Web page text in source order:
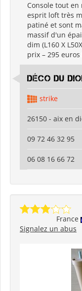
Console tout
esprit loft très
patiné et sont
massif d'un
dim (L160 X
prix – 295
déco du
strike
26150 - aix en
09 72 46 32 95
06 08 16 66 72
France
Signalez un abus